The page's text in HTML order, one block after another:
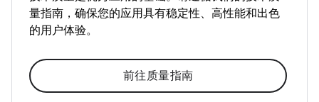
量指南，确保您的应用具有稳定性、高性能和出色
的用户体验。
前往质量指南